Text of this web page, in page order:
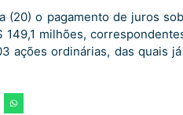
(20) o pagamento de juros
milhões,
ações ordinárias, das quais